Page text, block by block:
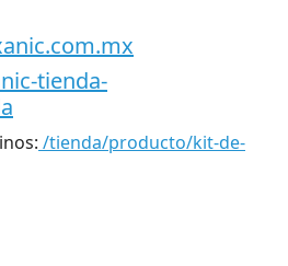
tienda-
/tienda/producto/kit-de-